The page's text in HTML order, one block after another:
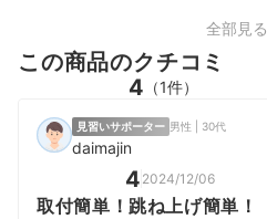
全部見る
この商品のクチコミ
4 （1件）
見習いサポーター 男性 | 30代
daimajin
4 2024/12/06
取付簡単！跳ね上げ簡単！